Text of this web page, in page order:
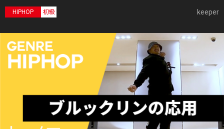
HIPHOP 初級 keeper